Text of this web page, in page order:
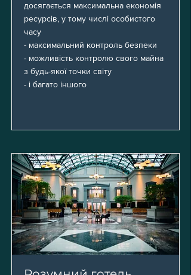
досягається максимальна економія
ресурсів, у тому числі особистого
часу
- максимальний контроль безпеки
- можливість контролю свого майна
з будь-якої точки світу
- і багато іншого